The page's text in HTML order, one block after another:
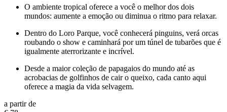
O ambiente tropical oferece a você o melhor dos dois
mundos: aumente a emoção ou diminua o ritmo para relaxar.
Dentro do Loro Parque, você conhecerá pinguins, verá orcas
roubando o show e caminhará por um túnel de tubarões que é
igualmente aterrorizante e incrível.
Desde a maior coleção de papagaios do mundo até as
acrobacias de golfinhos de cair o queixo, cada canto aqui
oferece a magia da vida selvagem.
a partir de